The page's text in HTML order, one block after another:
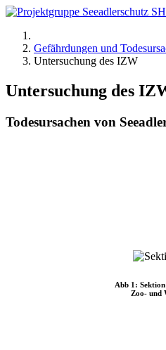
Gefährdungen und
Untersuchung des IZW
Untersuchung des
Todesursachen von
Abb 1:
Zoo- und